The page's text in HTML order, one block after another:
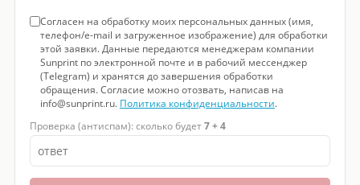
Согласен на обработку моих персональных данных (имя,
телефон/e-mail и загруженное изображение) для обработки
этой заявки. Данные передаются менеджерам компании
Sunprint по электронной почте и в рабочий мессенджер
(Telegram) и хранятся до завершения обработки
обращения. Согласие можно отозвать, написав на
info@sunprint.ru. Политика конфиденциальности.
Проверка (антиспам): сколько будет7 + 4